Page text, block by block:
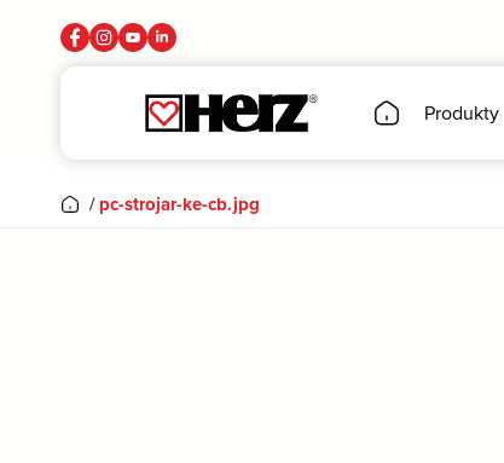
Produkty
/ pc-strojar-ke-cb.jpg